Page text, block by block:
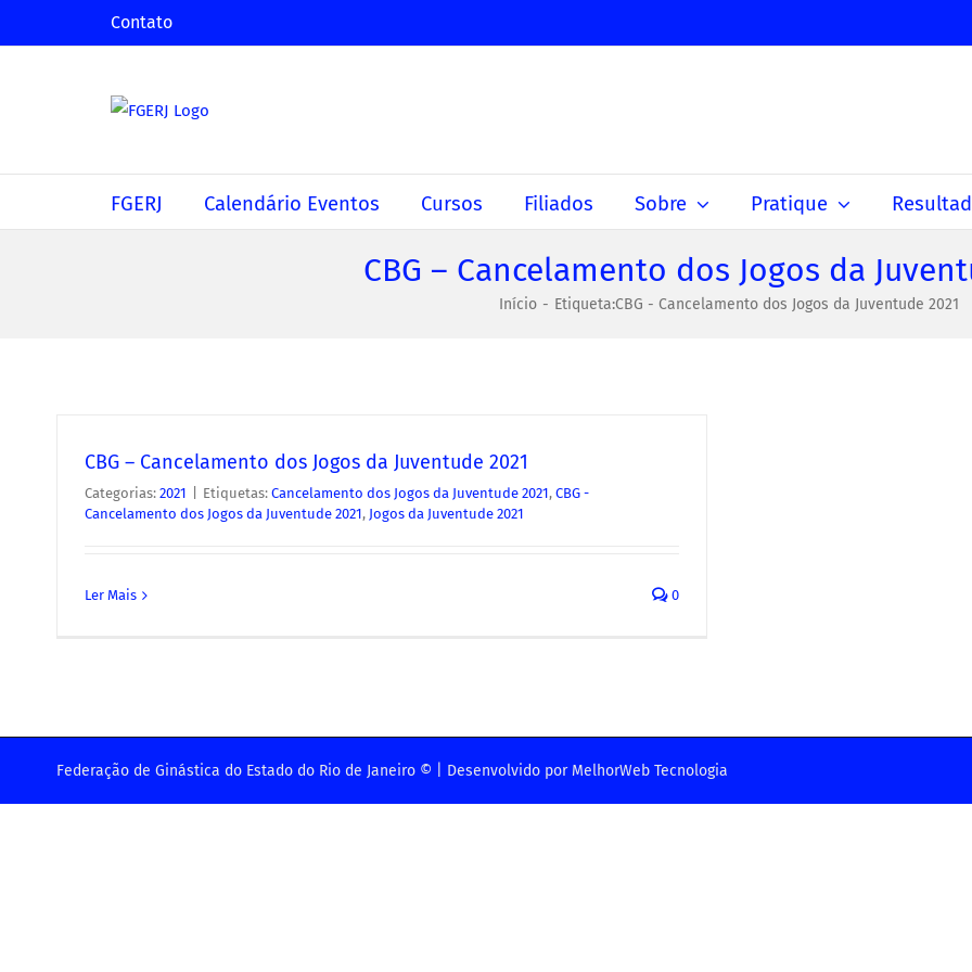
para
Contato
FGERJ Calendário Eventos Cursos Filiados Sobre Pratique
CBG – Cancelamento dos Jogos da
Início Etiqueta:CBG - Cancelamento dos Jogos da Juventude 2021
CBG – Cancelamento dos Jogos da Juventude 2021
Categorias: 2021 Etiquetas: Cancelamento dos Jogos da Juventude 2021, CBG -
Cancelamento dos Jogos da Juventude 2021, Jogos da Juventude 2021
Ler Mais 0
Federação de Ginástica do Estado do Rio de Janeiro © | Desenvolvido por MelhorWeb Tecnologia